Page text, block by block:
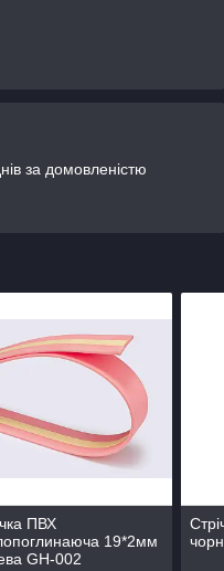
за домовленістю
ПВХ
19*2мм
GH-002